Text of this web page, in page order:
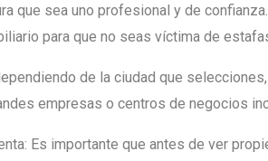
que sea uno profesional y de
para que no seas víctima de
de la ciudad que
empresas o centros de negocios
Es importante que antes de ver